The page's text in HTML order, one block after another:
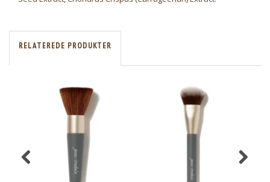
RELATEREDE PRODUKTER